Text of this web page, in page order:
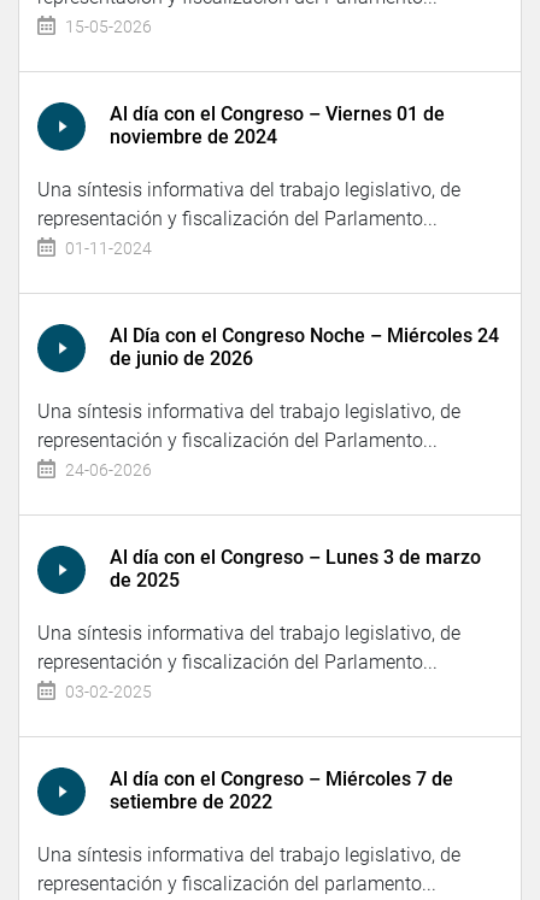
15-05-2026
Al día con el Congreso – Viernes 01 de
noviembre de 2024
Una síntesis informativa del trabajo legislativo, de
representación y fiscalización del Parlamento...
01-11-2024
Al Día con el Congreso Noche – Miércoles 24
de junio de 2026
Una síntesis informativa del trabajo legislativo, de
representación y fiscalización del Parlamento...
24-06-2026
Al día con el Congreso – Lunes 3 de marzo
de 2025
Una síntesis informativa del trabajo legislativo, de
representación y fiscalización del Parlamento...
03-02-2025
Al día con el Congreso – Miércoles 7 de
setiembre de 2022
Una síntesis informativa del trabajo legislativo, de
representación y fiscalización del parlamento...